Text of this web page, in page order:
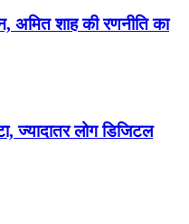
शाह की रणनीति का
ज्यादातर लोग डिजिटल